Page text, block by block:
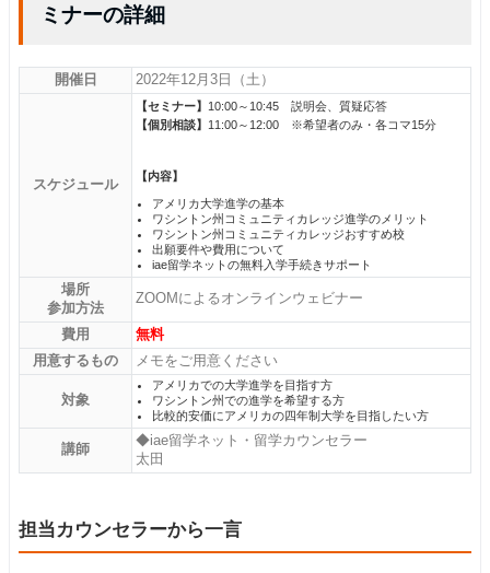
ミナーの詳細
開催日 2022年12月3日（土）
スケジュール
【セミナー】 10:00～10:45 説明会、質疑応答
【個別相談】 11:00～12:00 ※希望者のみ・各コマ15分
【内容】
アメリカ大学進学の基本
ワシントン州コミュニティカレッジ進学のメリット
ワシントン州コミュニティカレッジおすすめ校
出願要件や費用について
iae留学ネットの無料入学手続きサポート
場所
参加方法
ZOOMによるオンラインウェビナー
費用
無料
用意するもの
メモをご用意ください
対象
アメリカでの大学進学を目指す方
ワシントン州での進学を希望する方
比較的安価にアメリカの四年制大学を目指したい方
講師
◆iae留学ネット・留学カウンセラー
太田
担当カウンセラーから一言